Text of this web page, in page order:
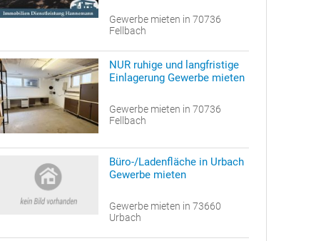
Gewerbe mieten in 70736
Fellbach
NUR ruhige und langfristige
Einlagerung Gewerbe mieten
Gewerbe mieten in 70736
Fellbach
Büro-/Ladenfläche in Urbach
Gewerbe mieten
Gewerbe mieten in 73660
Urbach